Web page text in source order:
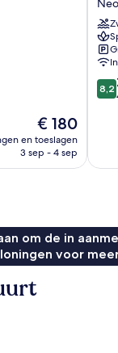
De
prijs
is
€ 180
en toeslagen
3 sep - 4 sep
&
Spa
8.2
van
8,2
om de in
voor